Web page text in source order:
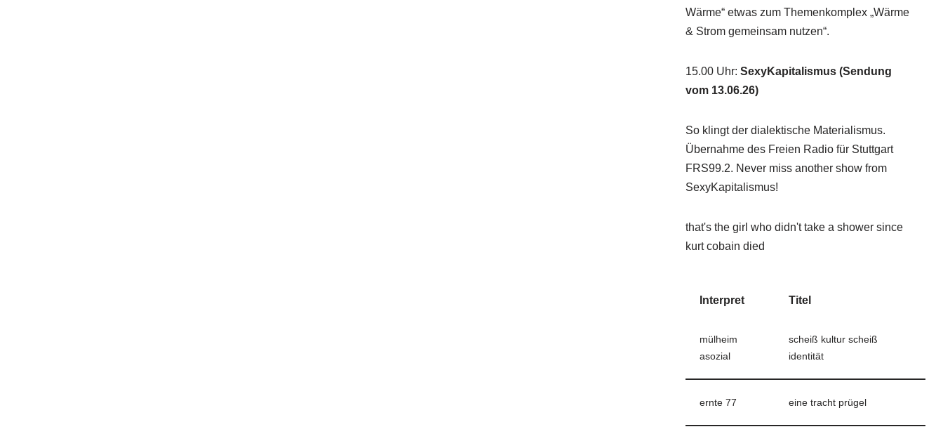
Wärme“ etwas zum Themenkomplex „Wärme
& Strom gemeinsam nutzen“.
15.00 Uhr: SexyKapitalismus (Sendung
vom 13.06.26)
So klingt der dialektische Materialismus.
Übernahme des Freien Radio für Stuttgart
FRS99.2. Never miss another show from
SexyKapitalismus!
that's the girl who didn't take a shower since
kurt cobain died
Interpret Titel
mülheim
asozial
scheiß kultur scheiß
identität
ernte 77 eine tracht prügel